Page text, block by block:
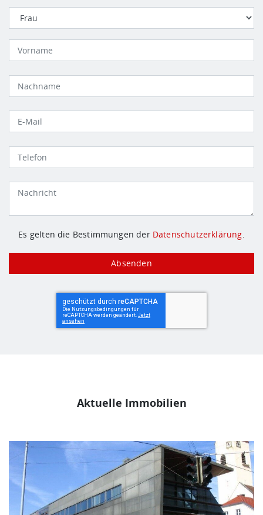
Es gelten die Bestimmungen der Datenschutzerklärung.
Aktuelle Immobilien